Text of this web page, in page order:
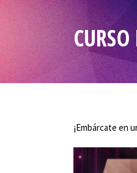
¡Embárcate en